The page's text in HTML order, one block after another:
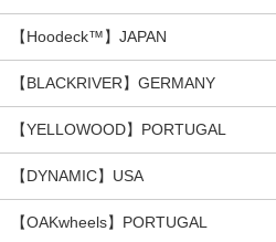
【Hoodeck™️】JAPAN
【BLACKRIVER】GERMANY
【YELLOWOOD】PORTUGAL
【DYNAMIC】USA
【OAKwheels】PORTUGAL